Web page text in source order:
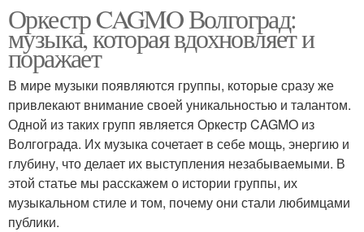
Оркестр CAGMO Волгоград:
музыка, которая вдохновляет и
поражает
В мире музыки появляются группы, которые сразу же
привлекают внимание своей уникальностью и талантом.
Одной из таких групп является Оркестр CAGMO из
Волгограда. Их музыка сочетает в себе мощь, энергию и
глубину, что делает их выступления незабываемыми. В
этой статье мы расскажем о истории группы, их
музыкальном стиле и том, почему они стали любимцами
публики.